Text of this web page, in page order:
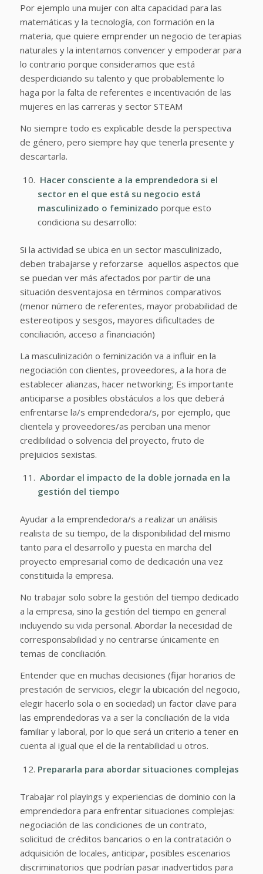
Por ejemplo una mujer con alta capacidad para las
matemáticas y la tecnología, con formación en la
materia, que quiere emprender un negocio de terapias
naturales y la intentamos convencer y empoderar para
lo contrario porque consideramos que está
desperdiciando su talento y que probablemente lo
haga por la falta de referentes e incentivación de las
mujeres en las carreras y sector STEAM
No siempre todo es explicable desde la perspectiva
de género, pero siempre hay que tenerla presente y
descartarla.
Hacer consciente a la emprendedora si el
sector en el que está su negocio está
masculinizado o feminizado porque esto
condiciona su desarrollo:
Si la actividad se ubica en un sector masculinizado,
deben trabajarse y reforzarse aquellos aspectos que
se puedan ver más afectados por partir de una
situación desventajosa en términos comparativos
(menor número de referentes, mayor probabilidad de
estereotipos y sesgos, mayores dificultades de
conciliación, acceso a financiación)
La masculinización o feminización va a influir en la
negociación con clientes, proveedores, a la hora de
establecer alianzas, hacer networking; Es importante
anticiparse a posibles obstáculos a los que deberá
enfrentarse la/s emprendedora/s, por ejemplo, que
clientela y proveedores/as perciban una menor
credibilidad o solvencia del proyecto, fruto de
prejuicios sexistas.
Abordar el impacto de la doble jornada en la
gestión del tiempo
Ayudar a la emprendedora/s a realizar un análisis
realista de su tiempo, de la disponibilidad del mismo
tanto para el desarrollo y puesta en marcha del
proyecto empresarial como de dedicación una vez
constituida la empresa.
No trabajar solo sobre la gestión del tiempo dedicado
a la empresa, sino la gestión del tiempo en general
incluyendo su vida personal. Abordar la necesidad de
corresponsabilidad y no centrarse únicamente en
temas de conciliación.
Entender que en muchas decisiones (fijar horarios de
prestación de servicios, elegir la ubicación del negocio,
elegir hacerlo sola o en sociedad) un factor clave para
las emprendedoras va a ser la conciliación de la vida
familiar y laboral, por lo que será un criterio a tener en
cuenta al igual que el de la rentabilidad u otros.
Prepararla para abordar situaciones complejas
Trabajar rol playings y experiencias de dominio con la
emprendedora para enfrentar situaciones complejas:
negociación de las condiciones de un contrato,
solicitud de créditos bancarios o en la contratación o
adquisición de locales, anticipar, posibles escenarios
discriminatorios que podrían pasar inadvertidos para